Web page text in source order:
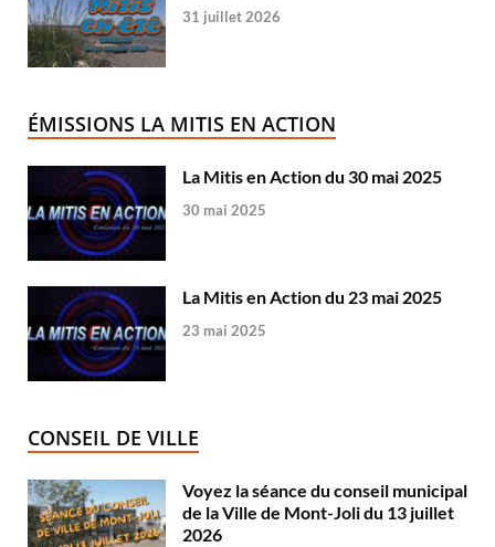
31 juillet 2026
ÉMISSIONS LA MITIS EN ACTION
La Mitis en Action du 30 mai 2025
30 mai 2025
La Mitis en Action du 23 mai 2025
23 mai 2025
CONSEIL DE VILLE
Voyez la séance du conseil municipal
de la Ville de Mont-Joli du 13 juillet
2026